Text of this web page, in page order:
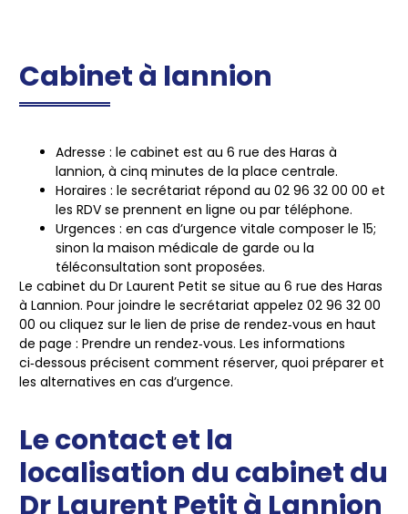
Cabinet à lannion
Adresse : le cabinet est au 6 rue des Haras à
lannion, à cinq minutes de la place centrale.
Horaires : le secrétariat répond au 02 96 32 00 00 et
les RDV se prennent en ligne ou par téléphone.
Urgences : en cas d’urgence vitale composer le 15;
sinon la maison médicale de garde ou la
téléconsultation sont proposées.
Le cabinet du Dr Laurent Petit se situe au 6 rue des Haras
à Lannion. Pour joindre le secrétariat appelez 02 96 32 00
00 ou cliquez sur le lien de prise de rendez‑vous en haut
de page : Prendre un rendez‑vous. Les informations
ci‑dessous précisent comment réserver, quoi préparer et
les alternatives en cas d’urgence.
Le contact et la
localisation du cabinet du
Dr Laurent Petit à Lannion